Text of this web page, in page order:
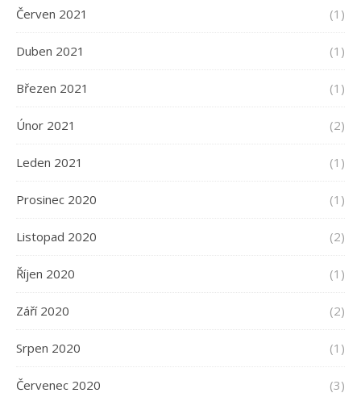
Červen 2021 (1)
Duben 2021 (1)
Březen 2021 (1)
Únor 2021 (2)
Leden 2021 (1)
Prosinec 2020 (1)
Listopad 2020 (2)
Říjen 2020 (1)
Září 2020 (2)
Srpen 2020 (1)
Červenec 2020 (3)